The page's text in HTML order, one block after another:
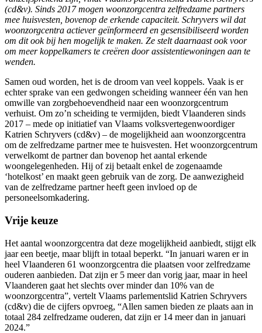
(cd&v). Sinds 2017 mogen woonzorgcentra zelfredzame partners
mee huisvesten, bovenop de erkende capaciteit. Schryvers wil dat
woonzorgcentra actiever geïnformeerd en gesensibiliseerd worden
om dit ook bij hen mogelijk te maken. Ze stelt daarnaast ook voor
om meer koppelkamers te creëren door assistentiewoningen aan te
wenden.
Samen oud worden, het is de droom van veel koppels. Vaak is er
echter sprake van een gedwongen scheiding wanneer één van hen
omwille van zorgbehoevendheid naar een woonzorgcentrum
verhuist. Om zo’n scheiding te vermijden, biedt Vlaanderen sinds
2017 – mede op initiatief van Vlaams volksvertegenwoordiger
Katrien Schryvers (cd&v) – de mogelijkheid aan woonzorgcentra
om de zelfredzame partner mee te huisvesten. Het woonzorgcentrum
verwelkomt de partner dan bovenop het aantal erkende
woongelegenheden. Hij of zij betaalt enkel de zogenaamde
‘hotelkost’ en maakt geen gebruik van de zorg. De aanwezigheid
van de zelfredzame partner heeft geen invloed op de
personeelsomkadering.
Vrije keuze
Het aantal woonzorgcentra dat deze mogelijkheid aanbiedt, stijgt elk
jaar een beetje, maar blijft in totaal beperkt. “In januari waren er in
heel Vlaanderen 61 woonzorgcentra die plaatsen voor zelfredzame
ouderen aanbieden. Dat zijn er 5 meer dan vorig jaar, maar in heel
Vlaanderen gaat het slechts over minder dan 10% van de
woonzorgcentra”, vertelt Vlaams parlementslid Katrien Schryvers
(cd&v) die de cijfers opvroeg, “Allen samen bieden ze plaats aan in
totaal 284 zelfredzame ouderen, dat zijn er 14 meer dan in januari
2024.”